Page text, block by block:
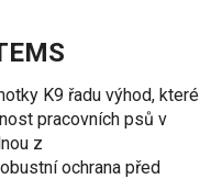
K9 řadu výhod, které
pracovních psů v
z
ochrana před